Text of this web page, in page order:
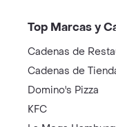
Top Marcas y
Cadenas de
Cadenas de
Domino's Pizza
KFC